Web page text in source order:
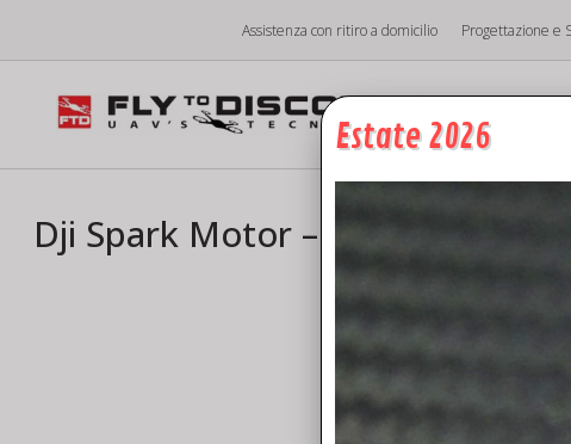
contenuto
Assistenza con ritiro a domicilio Progettazione e
Dji Spark Motor – Dji Spark
Estate 2026